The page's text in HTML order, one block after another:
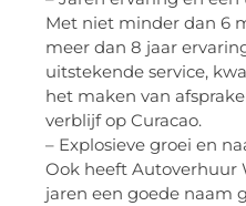
Met niet minder dan 6
meer dan 8 jaar
uitstekende service,
het maken van
verblijf op Curacao.
– Explosieve groei en
Ook heeft Autoverhuur
jaren een goede naam